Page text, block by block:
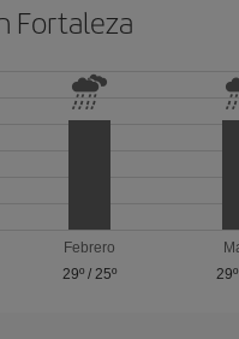
Fortaleza
Febrero
29º/ 25º
29º